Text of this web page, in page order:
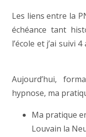
Les liens entre la
échéance tant
l’école et j’ai suivi
Aujourd’hui,
hypnose, ma
Ma pratique
Louvain la